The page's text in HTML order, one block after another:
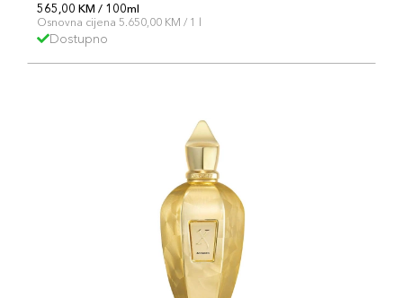
565,00 KM / 100ml
Osnovna cijena 5.650,00 KM / 1 l
Dostupno